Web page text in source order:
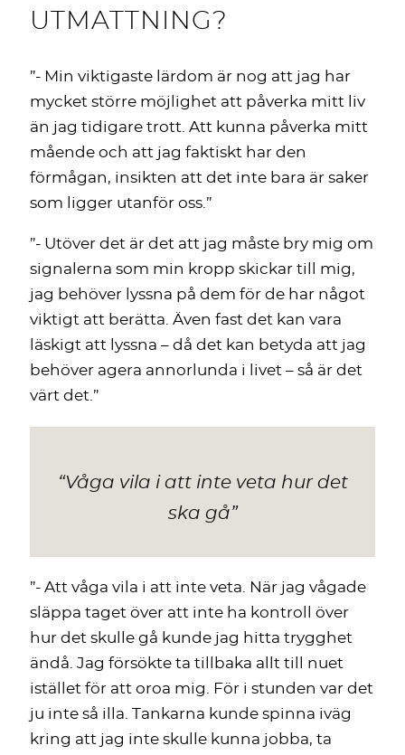
UTMATTNING?
”- Min viktigaste lärdom är nog att jag har
mycket större möjlighet att påverka mitt liv
än jag tidigare trott. Att kunna påverka mitt
mående och att jag faktiskt har den
förmågan, insikten att det inte bara är saker
som ligger utanför oss.”
”- Utöver det är det att jag måste bry mig om
signalerna som min kropp skickar till mig,
jag behöver lyssna på dem för de har något
viktigt att berätta. Även fast det kan vara
läskigt att lyssna – då det kan betyda att jag
behöver agera annorlunda i livet – så är det
värt det.”
“Våga vila i att inte veta hur det
ska gå”
”- Att våga vila i att inte veta. När jag vågade
släppa taget över att inte ha kontroll över
hur det skulle gå kunde jag hitta trygghet
ändå. Jag försökte ta tillbaka allt till nuet
istället för att oroa mig. För i stunden var det
ju inte så illa. Tankarna kunde spinna iväg
kring att jag inte skulle kunna jobba, ta